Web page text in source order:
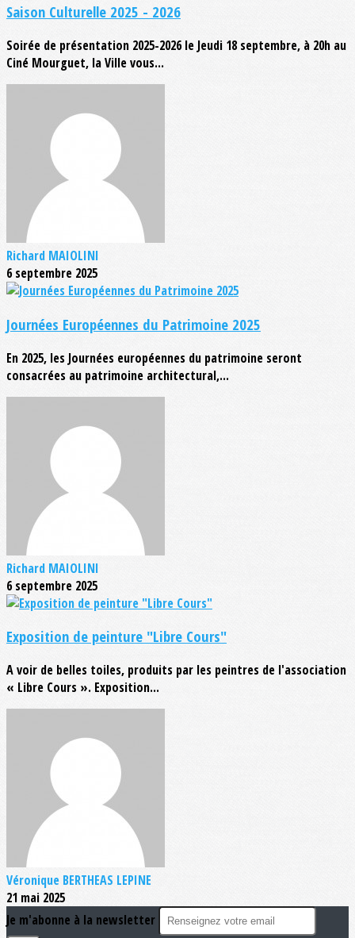
Saison Culturelle 2025 - 2026
Soirée de présentation 2025-2026 le Jeudi 18 septembre, à 20h au
Ciné Mourguet, la Ville vous...
Richard MAIOLINI
6 septembre 2025
Journées Européennes du Patrimoine 2025
En 2025, les Journées européennes du patrimoine seront
consacrées au patrimoine architectural,...
Richard MAIOLINI
6 septembre 2025
Exposition de peinture "Libre Cours"
A voir de belles toiles, produits par les peintres de l'association
« Libre Cours ». Exposition...
Véronique BERTHEAS LEPINE
21 mai 2025
Je m'abonne à la newsletter